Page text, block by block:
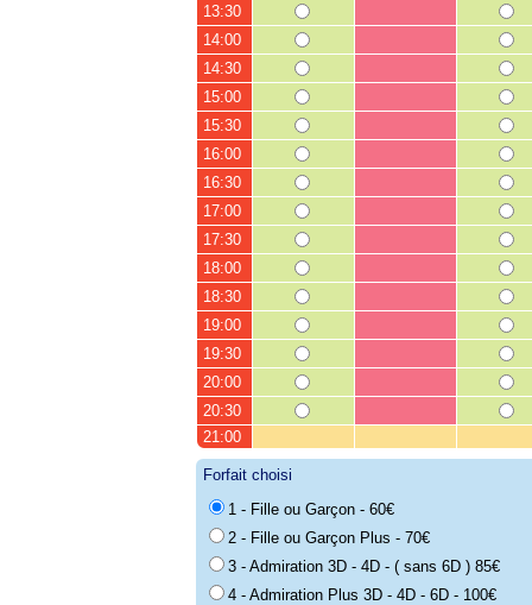
13:30
14:00
14:30
15:00
15:30
16:00
16:30
17:00
17:30
18:00
18:30
19:00
19:30
20:00
20:30
21:00
Forfait choisi
1 - Fille ou Garçon - 60€
2 - Fille ou Garçon Plus - 70€
3 - Admiration 3D - 4D - ( sans 6D ) 85€
4 - Admiration Plus 3D - 4D - 6D - 100€